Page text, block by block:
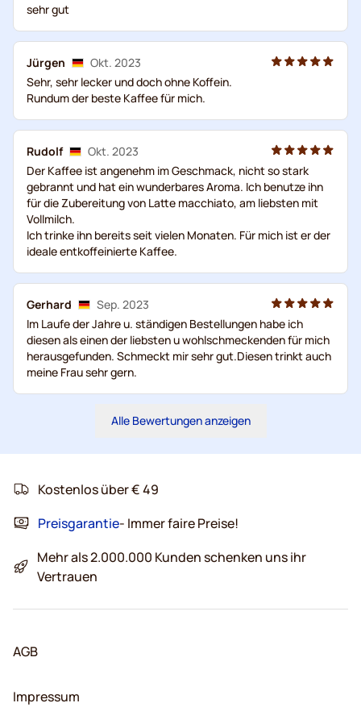
sehr gut
Jürgen
Okt. 2023
Sehr, sehr lecker und doch ohne Koffein.
Rundum der beste Kaffee für mich.
Rudolf
Okt. 2023
Der Kaffee ist angenehm im Geschmack, nicht so stark
gebrannt und hat ein wunderbares Aroma. Ich benutze ihn
für die Zubereitung von Latte macchiato, am liebsten mit
Vollmilch.
Ich trinke ihn bereits seit vielen Monaten. Für mich ist er der
ideale entkoffeinierte Kaffee.
Gerhard
Sep. 2023
Im Laufe der Jahre u. ständigen Bestellungen habe ich
diesen als einen der liebsten u wohlschmeckenden für mich
herausgefunden. Schmeckt mir sehr gut.Diesen trinkt auch
meine Frau sehr gern.
Alle Bewertungen anzeigen
Kostenlos über € 49
Preisgarantie- Immer faire Preise!
Mehr als 2.000.000 Kunden schenken uns ihr
Vertrauen
AGB
Impressum